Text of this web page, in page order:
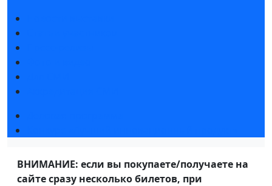
ВНИМАНИЕ: если вы покупаете/получаете на
сайте сразу несколько билетов, при